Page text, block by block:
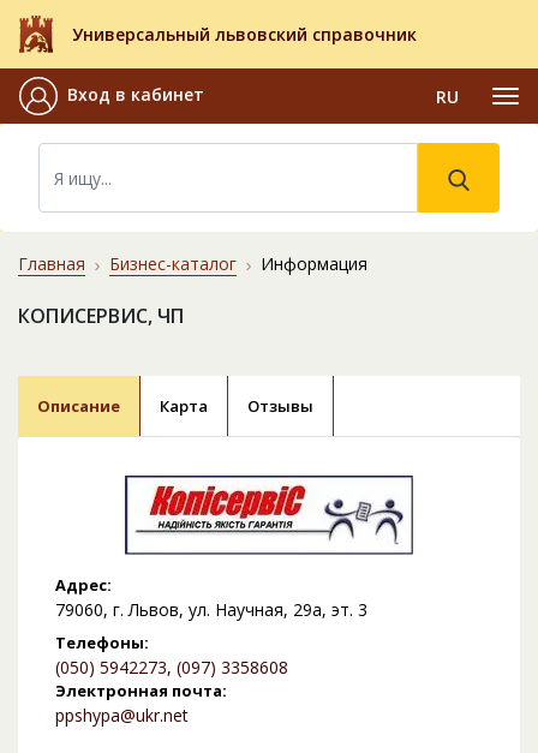
Универсальный львовский справочник
Вход в кабинет RU
Главная Бизнес-каталог Информация
КОПИСЕРВИС, ЧП
Описание Карта Отзывы
Адрес:
79060, г. Львов, ул. Научная, 29а, эт. 3
Телефоны:
(050) 5942273, (097) 3358608
Электронная почта:
ppshypa@ukr.net